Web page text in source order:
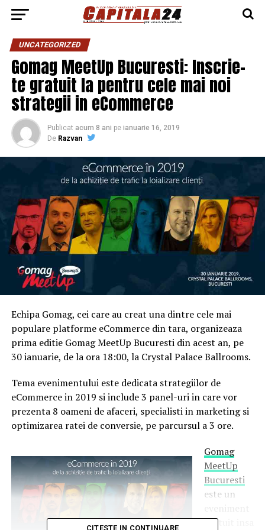
UNCATEGORIZED
Gomag MeetUp Bucuresti: Inscrie-
te gratuit la pentru cele mai noi
strategii in eCommerce
Publicat acum 8 ani pe ianuarie 16, 2019
De Razvan
Echipa Gomag, cei care au creat una dintre cele mai
populare platforme eCommerce din tara, organizeaza
prima editie Gomag MeetUp Bucuresti din acest an, pe
30 ianuarie, de la ora 18:00, la Crystal Palace Ballrooms.
Tema evenimentului este dedicata strategiilor de
eCommerce in 2019 si include 3 panel-uri in care vor
prezenta 8 oameni de afaceri, specialisti in marketing si
optimizarea ratei de conversie, pe parcursul a 3 ore.
Gomag
MeetUp
Bucuresti
este un
gratuit insa
CITESTE IN CONTINUARE